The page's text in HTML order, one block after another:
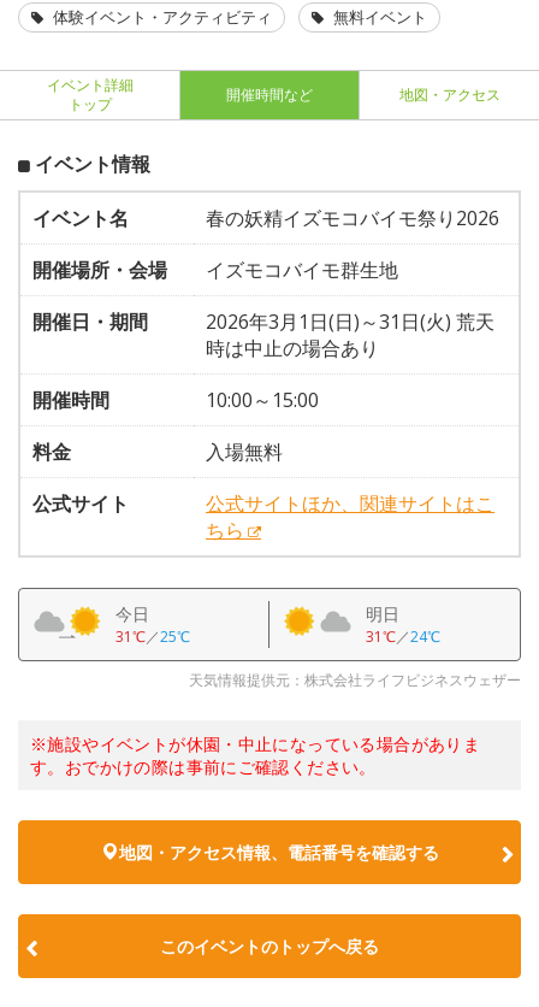
体験イベント・アクティビティ 無料イベント
イベント詳細
トップ
開催時間など 地図・アクセス
イベント情報
イベント名
春の妖精イズモコバイモ祭り2026
開催場所・会場
イズモコバイモ群生地
開催日・期間
2026年3月1日(日)～31日(火) 荒天
時は中止の場合あり
開催時間
10:00～15:00
料金
入場無料
公式サイト
公式サイトほか、関連サイトはこ
ちら
今日
31℃／25℃
明日
31℃／24℃
天気情報提供元：株式会社ライフビジネスウェザー
※施設やイベントが休園・中止になっている場合がありま
す。おでかけの際は事前にご確認ください。
地図・アクセス情報、電話番号を確認する
このイベントのトップへ戻る